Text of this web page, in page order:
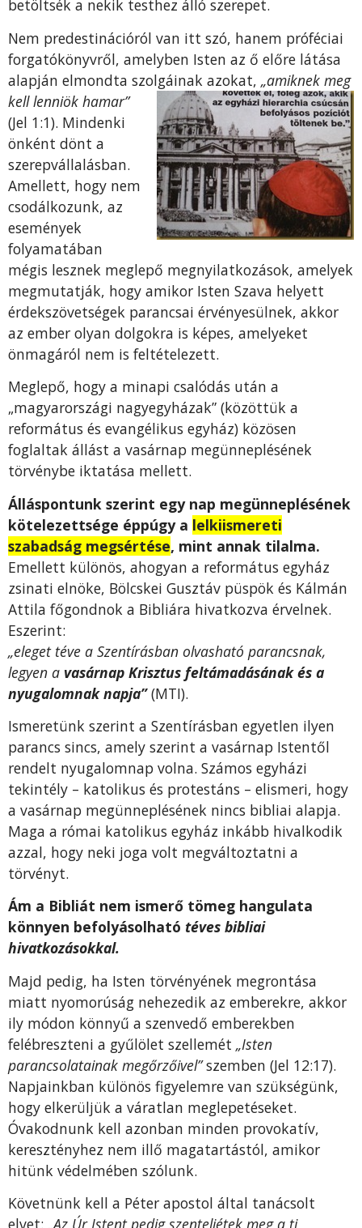
betöltsék a nekik testhez álló szerepet.
Nem predestinációról van itt szó, hanem próféciai
forgatókönyvről, amelyben Isten az ő előre látása
alapján elmondta szolgáinak azokat, „amiknek meg
kell lenniök hamar”
(Jel 1:1). Mindenki
önként dönt a
szerepvállalásban.
Amellett, hogy nem
csodálkozunk, az
események
folyamatában
mégis lesznek meglepő megnyilatkozások, amelyek
megmutatják, hogy amikor Isten Szava helyett
érdekszövetségek parancsai érvényesülnek, akkor
az ember olyan dolgokra is képes, amelyeket
önmagáról nem is feltételezett.
Meglepő, hogy a minapi csalódás után a
„magyarországi nagyegyházak” (közöttük a
református és evangélikus egyház) közösen
foglaltak állást a vasárnap megünneplésének
törvénybe iktatása mellett.
Álláspontunk szerint egy nap megünneplésének
kötelezettsége éppúgy a lelkiismereti
szabadság megsértése, mint annak tilalma.
Emellett különös, ahogyan a református egyház
zsinati elnöke, Bölcskei Gusztáv püspök és Kálmán
Attila főgondnok a Bibliára hivatkozva érvelnek.
Eszerint:
„eleget téve a Szentírásban olvasható parancsnak,
legyen a vasárnap Krisztus feltámadásának és a
nyugalomnak napja” (MTI).
Ismeretünk szerint a Szentírásban egyetlen ilyen
parancs sincs, amely szerint a vasárnap Istentől
rendelt nyugalomnap volna. Számos egyházi
tekintély – katolikus és protestáns – elismeri, hogy
a vasárnap megünneplésének nincs bibliai alapja.
Maga a római katolikus egyház inkább hivalkodik
azzal, hogy neki joga volt megváltoztatni a
törvényt.
Ám a Bibliát nem ismerő tömeg hangulata
könnyen befolyásolható téves bibliai
hivatkozásokkal.
Majd pedig, ha Isten törvényének megrontása
miatt nyomorúság nehezedik az emberekre, akkor
ily módon könnyű a szenvedő emberekben
felébreszteni a gyűlölet szellemét „Isten
parancsolatainak megőrzőivel”szemben (Jel 12:17).
Napjainkban különös figyelemre van szükségünk,
hogy elkerüljük a váratlan meglepetéseket.
Óvakodnunk kell azonban minden provokatív,
keresztényhez nem illő magatartástól, amikor
hitünk védelmében szólunk.
Követnünk kell a Péter apostol által tanácsolt
elvet: „Az Úr Istent pedig szenteljétek meg a ti